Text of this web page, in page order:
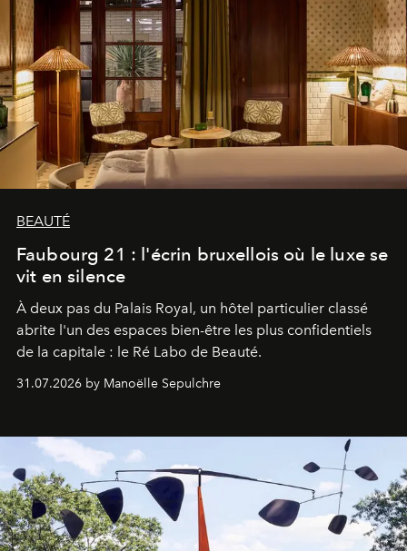
BEAUTÉ
Faubourg 21 : l'écrin bruxellois où le luxe se
vit en silence
À deux pas du Palais Royal, un hôtel particulier classé
abrite l'un des espaces bien-être les plus confidentiels
de la capitale : le Ré Labo de Beauté.
31.07.2026 by Manoëlle Sepulchre